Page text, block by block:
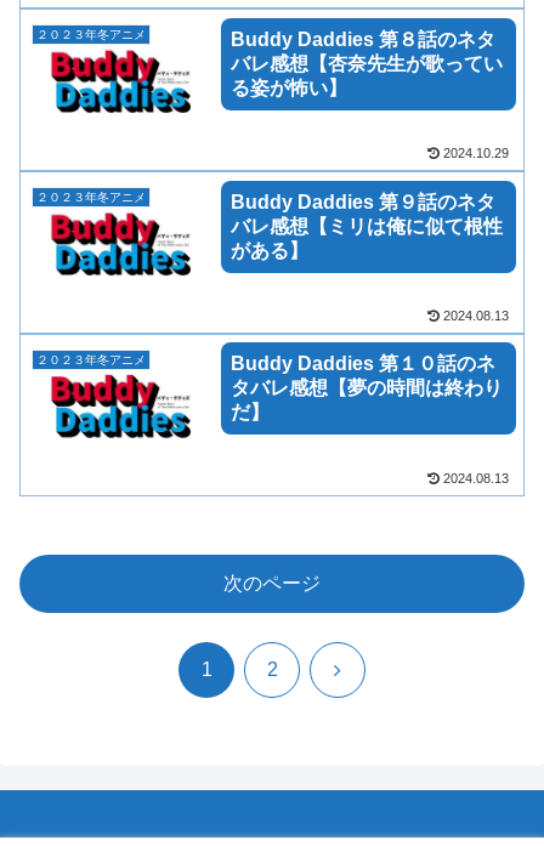
２０２３年冬アニメ
Buddy Daddies 第８話のネタ
バレ感想【杏奈先生が歌ってい
る姿が怖い】
2024.10.29
２０２３年冬アニメ
Buddy Daddies 第９話のネタ
バレ感想【ミリは俺に似て根性
がある】
2024.08.13
２０２３年冬アニメ
Buddy Daddies 第１０話のネ
タバレ感想【夢の時間は終わり
だ】
2024.08.13
次のページ
1 2 次